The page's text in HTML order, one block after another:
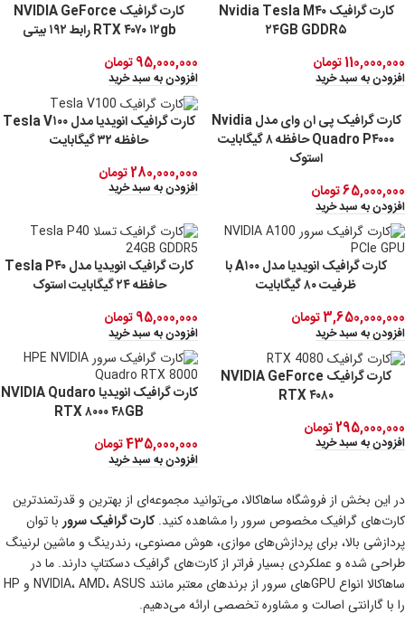
کارت گرافیک Nvidia Tesla M۴۰
۲۴GB GDDR۵
110,000,000تومان
افزودن به سبد خرید
کارت گرافیک NVIDIA GeForce
RTX ۴۰۷۰ ۱۲gb رابط ۱۹۲ بیتی
95,000,000تومان
افزودن به سبد خرید
کارت گرافیک پی ان وای مدل Nvidia
Quadro P۴۰۰۰ حافظه ۸ گیگابایت
استوک
65,000,000تومان
افزودن به سبد خرید
کارت گرافیک انویدیا مدل Tesla V۱۰۰
حافظه ۳۲ گیگابایت
280,000,000تومان
افزودن به سبد خرید
کارت گرافیک انویدیا مدل A۱۰۰ با
ظرفیت ۸۰ گیگابایت
3,650,000,000تومان
افزودن به سبد خرید
کارت گرافیک انویدیا مدل Tesla P۴۰
حافظه ۲۴ گیگابایت استوک
95,000,000تومان
افزودن به سبد خرید
کارت گرافیک NVIDIA GeForce
RTX ۴۰۸۰
295,000,000تومان
افزودن به سبد خرید
کارت گرافیک انویدیا NVIDIA Qudaro
RTX ۸۰۰۰ ۴۸GB
435,000,000تومان
افزودن به سبد خرید
در این بخش از فروشگاه ساهاکالا، می‌توانید مجموعه‌ای از بهترین و قدرتمندترین
کارت‌های گرافیک مخصوص سرور را مشاهده کنید.کارت گرافیک سرور با توان
پردازشی بالا، برای پردازش‌های موازی، هوش مصنوعی، رندرینگ و ماشین لرنینگ
طراحی شده و عملکردی بسیار فراتر از کارت‌های گرافیک دسکتاپ دارند. ما در
ساهاکالا انواع GPUهای سرور از برندهای معتبر مانند NVIDIA، AMD، ASUS و HP
را با گارانتی اصالت و مشاوره تخصصی ارائه می‌دهیم.